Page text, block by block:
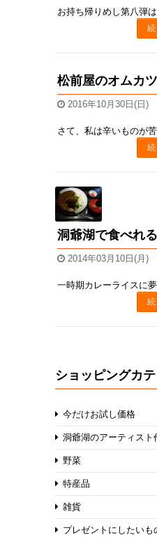
松前屋のオムカ
2016年10月30日(日)
洞爺湖で食べれ
2014年03月10日(月)
ショッピングカテ
今だけお試し価格
洞爺湖のアーティスト
野菜
特産品
雑貨
プレゼントにしたいも